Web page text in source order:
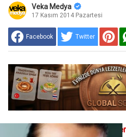
Veka Medya
17 Kasım 2014 Pazartesi
Facebook Twitter
Yağı beslenmenizden